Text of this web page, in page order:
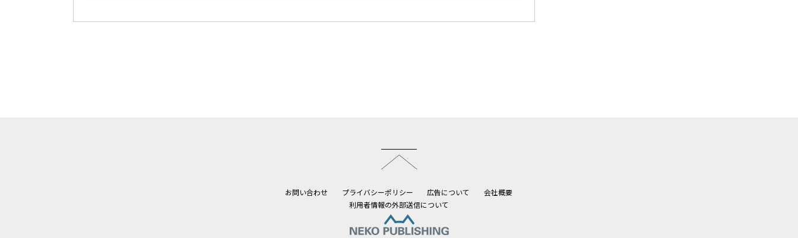
お問い合わせ プライバシーポリシー 広告について
会社概要
利用者情報の外部送信について